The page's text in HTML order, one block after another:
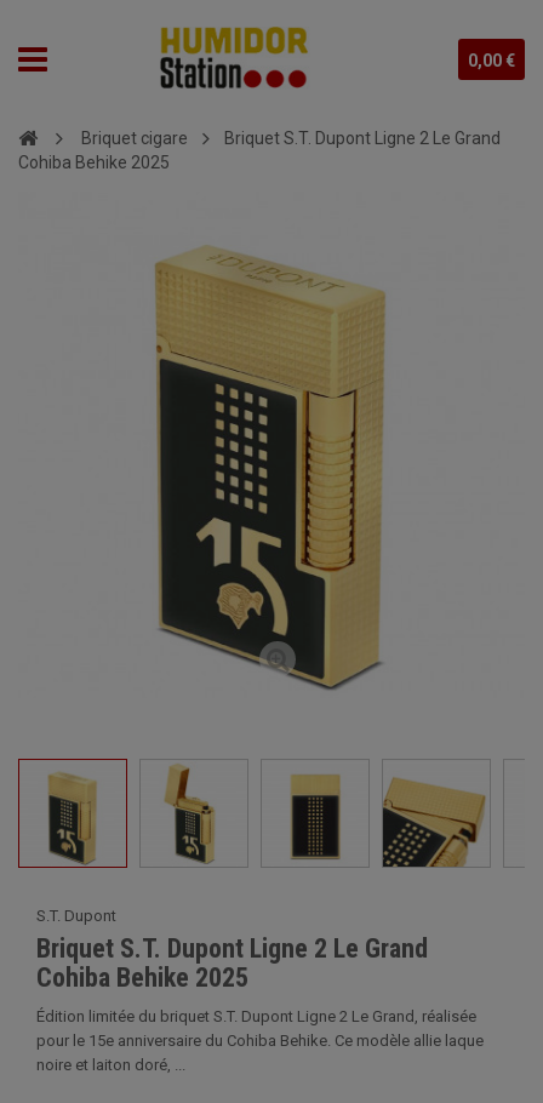
0,00 €
Briquet cigare
Briquet S.T. Dupont Ligne 2 Le Grand
Cohiba Behike 2025
S.T. Dupont
Briquet S.T. Dupont Ligne 2 Le Grand
Cohiba Behike 2025
Édition limitée du briquet S.T. Dupont Ligne 2 Le Grand, réalisée
pour le 15e anniversaire du Cohiba Behike. Ce modèle allie laque
noire et laiton doré, ...